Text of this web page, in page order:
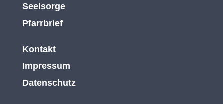
Seelsorge
Pfarrbrief
Kontakt
Impressum
Datenschutz